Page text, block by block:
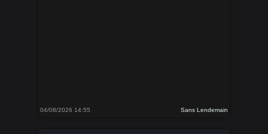
04/08/2026 14:55 Sans Lendemain